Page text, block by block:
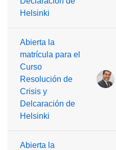
Helsinki
Abierta la
matrícula para el
Curso
Resolución de
Crisis y
Delcaración de
Helsinki
Abierta la